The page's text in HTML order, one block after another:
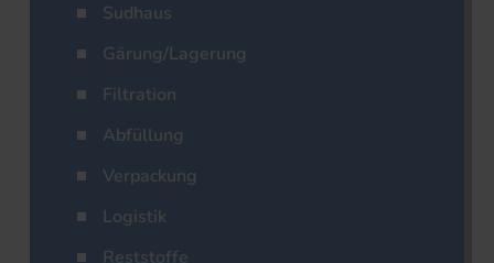
Sudhaus
Gärung/Lagerung
Filtration
Abfüllung
Verpackung
Logistik
Reststoffe